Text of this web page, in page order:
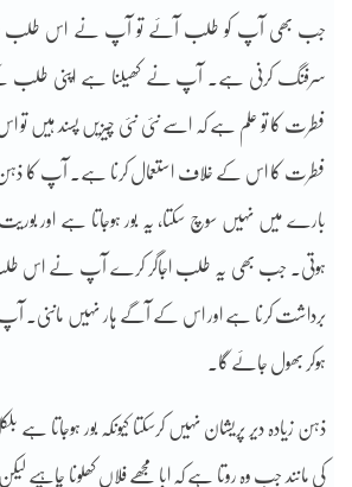
جب بھی آپ کو طلب آئے تو آپ نے اس طلب پر
سرفنگ کرنی ہے۔ آپ نے کھیلنا ہے اپنی طلب
فطرت کا تو علم ہے کہ اسے نئی نئی چیزیں پسند ہیں
فطرت کا اس کے خلاف استعمال کرنا ہے۔ آپ کا ذہن
بارے میں نہیں سوچ سکتا، یہ بور ہوجاتا ہے اور
ہوتی۔ جب بھی یہ طلب اجاگر کرے آپ نے اس طلب
برداشت کرنا ہے اور اس کے آگے ہار نہیں ماننی۔ آپ
ہوکر بھول جائے گا۔
ذہن زیادہ دیر پریشان نہیں کرسکتا کیونکہ بور ہوجاتا
کی مانند جب وہ روتا ہے کہ ابا مجھے فلاں کھلونا چاہیے لیکن